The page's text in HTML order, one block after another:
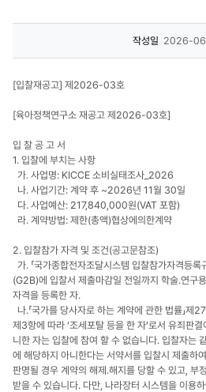
작성일 2026-
[입찰재공고] 제2026-03호
[육아정책연구소 재공고 제2026-03호]
입 찰 공 고 서
1. 입찰에 부치는 사항
가. 사업명: KICCE 소비실태조사_2026
나. 사업기간: 계약 후 ~2026년 11월 30일
다. 사업예산: 217,840,000원(VAT 포함)
라. 계약방법: 제한(총액)협상에의한계약
2. 입찰참가 자격 및 조건(공고문참조)
가. 「국가종합전자조달시스템 입찰참가자격등록
(G2B)에 입찰서 제출마감일 전일까지 학술.연구
자격을 등록한 자.
나.「국가를 당사자로 하는 계약에 관한 법률」
제3항에 따라 ‘조세포탈 등을 한 자’로서 유죄판
니한 자는 입찰에 참여 할 수 없습니다. 입찰자는
에 해당하지 아니한다는 서약서를 입찰시 제출하
판명될 경우 계약의 해제․해지를 당할 수 있고, 부
받을 수 있습니다. 다만, 나라장터 시스템을 이용